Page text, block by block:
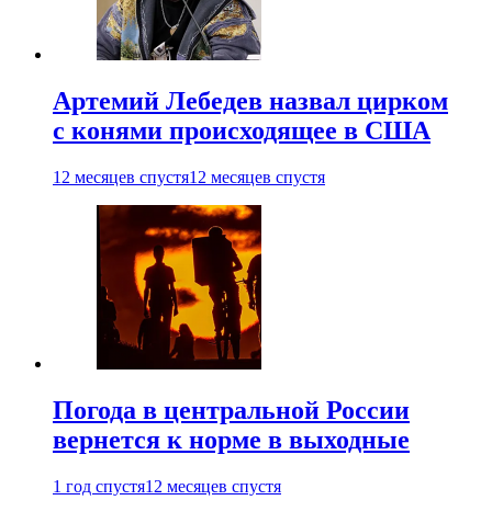
Артемий Лебедев назвал цирком
с конями происходящее в США
12 месяцев спустя12 месяцев спустя
Погода в центральной России
вернется к норме в выходные
1 год спустя12 месяцев спустя